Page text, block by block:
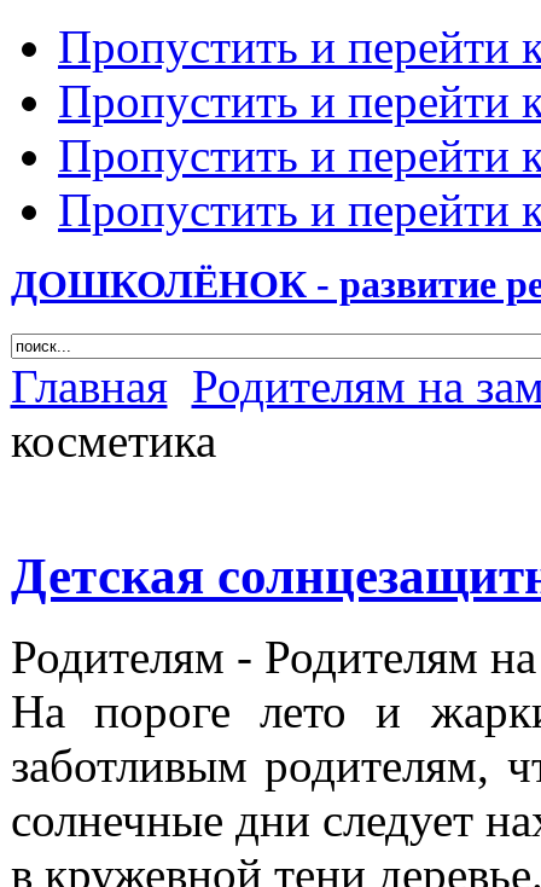
Пропустить и перейти
Пропустить и перейти
Пропустить и перейти
Пропустить и перейти
ДОШКОЛЁНОК - развитие
Главная Родителям на
косметика
Детская
Родителям - Родителям
На пороге лето и
заботливым родителям,
солнечные дни следует
в кружевной тени